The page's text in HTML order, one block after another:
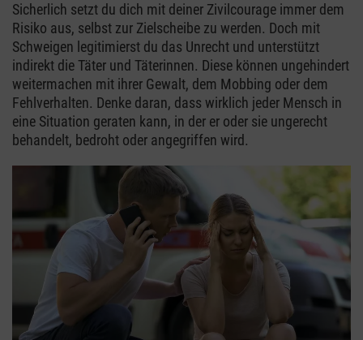
Sicherlich setzt du dich mit deiner Zivilcourage immer dem
Risiko aus, selbst zur Zielscheibe zu werden. Doch mit
Schweigen legitimierst du das Unrecht und unterstützt
indirekt die Täter und Täterinnen. Diese können ungehindert
weitermachen mit ihrer Gewalt, dem Mobbing oder dem
Fehlverhalten. Denke daran, dass wirklich jeder Mensch in
eine Situation geraten kann, in der er oder sie ungerecht
behandelt, bedroht oder angegriffen wird.